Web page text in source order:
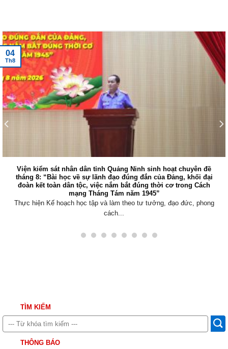
Viện kiểm sát nhân dân tỉnh Quảng Ninh sinh hoạt chuyên đề
tháng 8: “Bài học về sự lãnh đạo đúng đắn của Đảng, khối đại
đoàn kết toàn dân tộc, việc nắm bắt đúng thời cơ trong Cách
mạng Tháng Tám năm 1945”
Thực hiện Kế hoạch học tập và làm theo tư tưởng, đạo đức, phong
cách...
04
Th8
TÌM KIẾM
THÔNG BÁO